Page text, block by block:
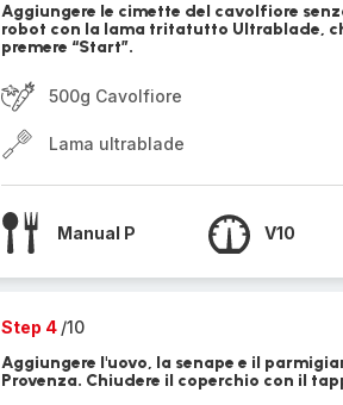
Aggiungere le cimette del cavolfiore
robot con la lama tritatutto Ultrablade,
premere “Start”.
500g Cavolfiore
Lama ultrablade
Manual P V10
Step 4 /10
Aggiungere l'uovo, la senape e il
Provenza. Chiudere il coperchio con il